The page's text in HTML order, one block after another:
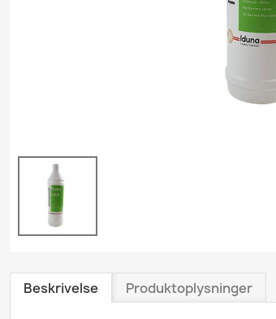
Træ-
Beskrivelse Produktoplysninger